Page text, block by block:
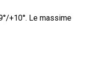
+10°. Le massime